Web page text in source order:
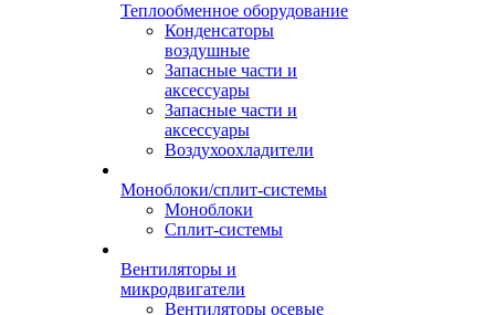
Теплообменное оборудование
Конденсаторы
воздушные
Запасные части и
аксессуары
Запасные части и
аксессуары
Воздухоохладители
Моноблоки/сплит-системы
Моноблоки
Сплит-системы
Вентиляторы и
микродвигатели
Вентиляторы осевые